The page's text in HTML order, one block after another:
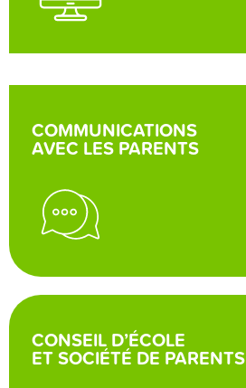
COMMUNICATIONS
AVEC LES PARENTS
CONSEIL D’ÉCOLE
ET SOCIÉTÉ DE PARENTS